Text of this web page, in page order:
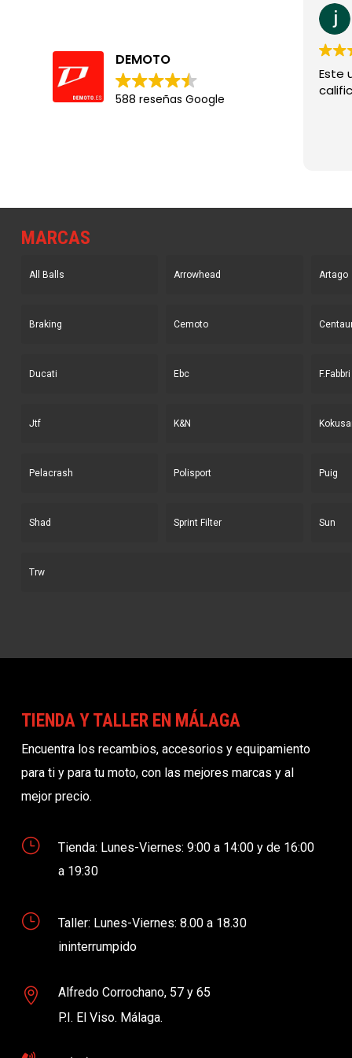
DEMOTO
588 reseñas Google
Este
MARCAS
All Balls Arrowhead Artago
Braking Cemoto
Ducati Ebc F.Fabbri
Jtf K&N
Pelacrash Polisport Puig
Shad Sprint Filter Sun
Trw
TIENDA Y TALLER EN MÁLAGA
Encuentra los recambios, accesorios y equipamiento
para ti y para tu moto, con las mejores marcas y al
mejor precio.
}
Tienda: Lunes-Viernes: 9:00 a 14:00 y de 16:00
a 19:30
}
Taller: Lunes-Viernes: 8.00 a 18.30
ininterrumpido

Alfredo Corrochano, 57 y 65
P.I. El Viso. Málaga.